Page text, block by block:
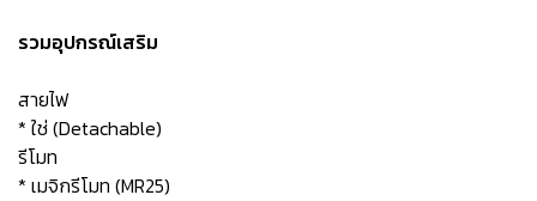
รวมอุปกรณ์เสริม
สายไฟ
* ใช่ (Detachable)
รีโมท
* เมจิกรีโมท (MR25)